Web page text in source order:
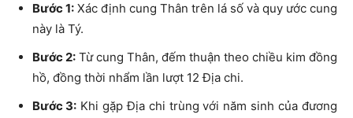
Bước 1: Xác định cung Thân trên lá số và quy ước cung
này là Tý.
Bước 2: Từ cung Thân, đếm thuận theo chiều kim đồng
hồ, đồng thời nhẩm lần lượt 12 Địa chi.
Bước 3: Khi gặp Địa chi trùng với năm sinh của đương